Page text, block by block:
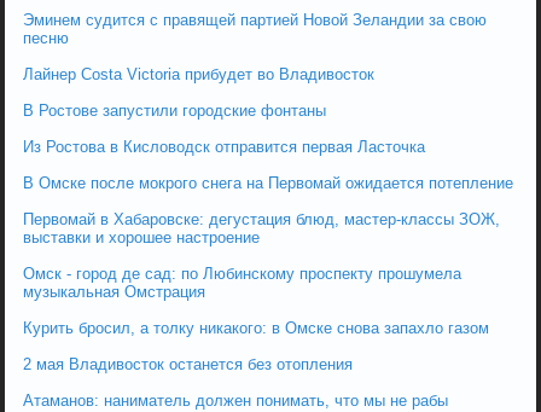
Эминем судится с правящей партией Новой Зеландии за свою
песню
Лайнер Costa Victoria прибудет во Владивосток
В Ростове запустили городские фонтаны
Из Ростова в Кисловодск отправится первая Ласточка
В Омске после мокрого снега на Первомай ожидается потепление
Первомай в Хабаровске: дегустация блюд, мастер-классы ЗОЖ,
выставки и хорошее настроение
Омск - город де сад: по Любинскому проспекту прошумела
музыкальная Омстрация
Курить бросил, а толку никакого: в Омске снова запахло газом
2 мая Владивосток останется без отопления
Атаманов: наниматель должен понимать, что мы не рабы